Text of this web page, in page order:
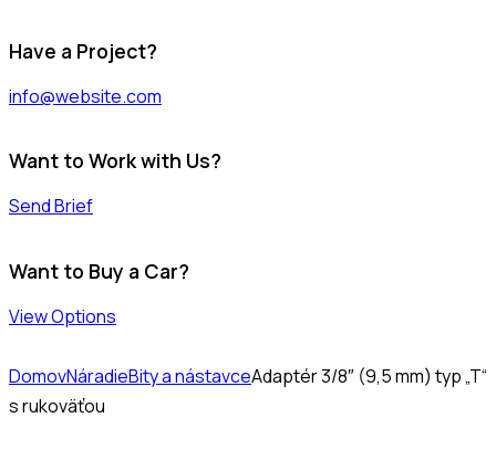
facebook-
instagram
Have a Project?
info@website.com
Want to Work with Us?
Send Brief
Want to Buy a Car?
View Options
DomovNáradieBity a nástavceAdaptér 3/8″ (9,5 mm) typ „T“
s rukoväťou